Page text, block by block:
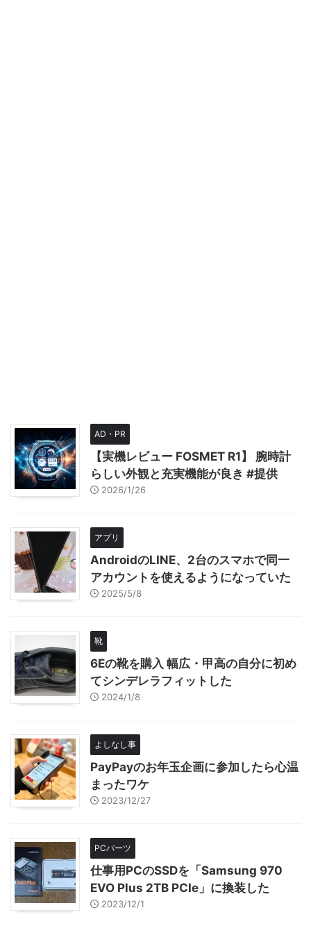
AD・PR
【実機レビュー FOSMET R1】 腕時計
らしい外観と充実機能が良き #提供
2026/1/26
アプリ
AndroidのLINE、2台のスマホで同一
アカウントを使えるようになっていた
2025/5/8
靴
6Eの靴を購入 幅広・甲高の自分に初め
てシンデレラフィットした
2024/1/8
よしなし事
PayPayのお年玉企画に参加したら心温
まったワケ
2023/12/27
PCパーツ
仕事用PCのSSDを「Samsung 970
EVO Plus 2TB PCIe」に換装した
2023/12/1